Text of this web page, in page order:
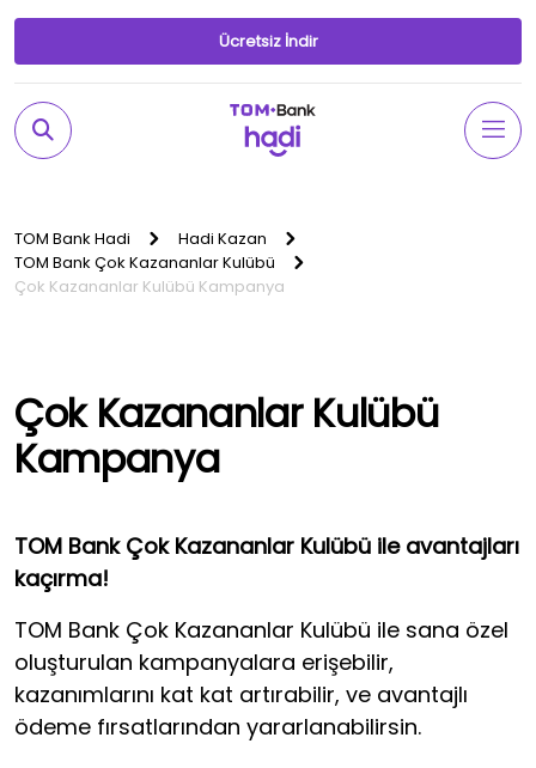
Ücretsiz İndir
TOM Bank Hadi
Hadi Kazan
TOM Bank Çok Kazananlar Kulübü
Çok Kazananlar Kulübü Kampanya
Çok Kazananlar Kulübü
Kampanya
TOM Bank Çok Kazananlar Kulübü ile avantajları
kaçırma!
TOM Bank Çok Kazananlar Kulübü ile sana özel
oluşturulan kampanyalara erişebilir,
kazanımlarını kat kat artırabilir, ve avantajlı
ödeme fırsatlarından yararlanabilirsin.